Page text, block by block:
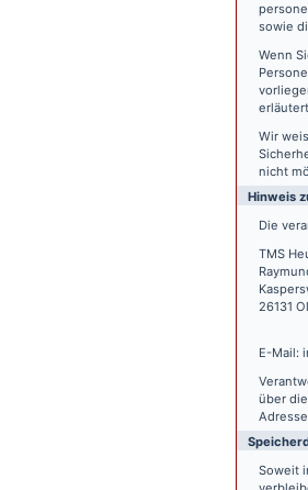
sowie
Wenn
Wir
nicht
Hinweis
Die
TMS
26131
E-Mail:
über
Soweit